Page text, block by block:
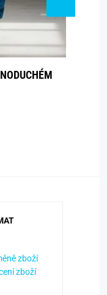
zboží
zboží